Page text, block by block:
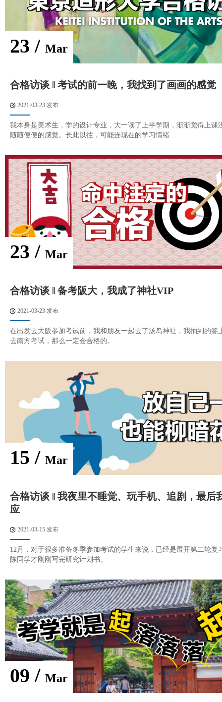
23 / Mar
合格访谈 ‖ 考试的前一晚，我找到了画画的感觉
2021-03-23 发布
我本身是美术生，学的设计专业，大一读了上半学期，渐渐觉得上课
随随便便的感觉。长此以往，可能连现在的学习情绪...
23 / Mar
合格访谈 ‖ 备考阪大，我成了神社VIP
2021-03-23 发布
在出发去大阪参加考试前，我和朋友一起去了汤岛神社，我抽到的签
去南方考试，那么一定会合格的。
15 / Mar
合格访谈 ‖ 我夜里不睡觉、玩手机、追剧，最后
应
2021-03-15 发布
12月，对于很多准备冬季参加考试的学生来说，已经是展开第二轮复
陈同学才刚刚写完研究计划书。
09 / Mar